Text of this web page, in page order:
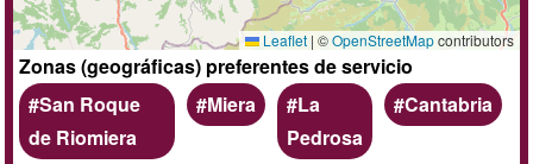
Leaflet | ©OpenStreetMapcontributors
Zonas (geográficas) preferentes de servicio
San Roque
de Riomiera
Miera
La
Pedrosa
Cantabria